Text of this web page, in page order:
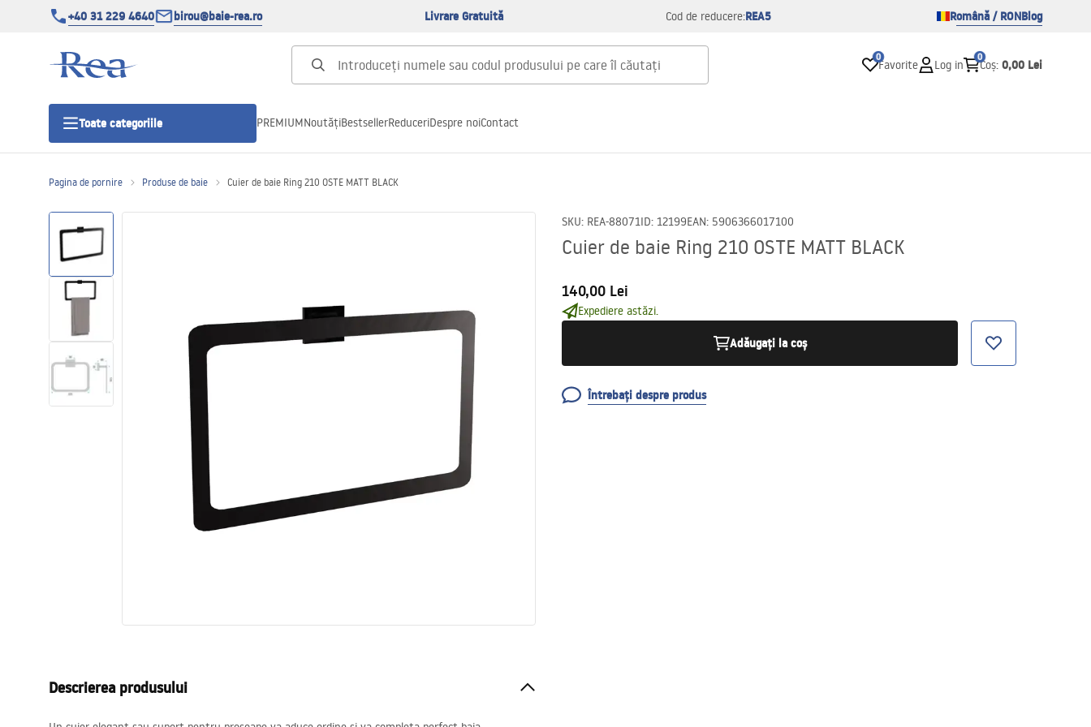
+40 31 229 4640 birou@baie-rea.ro Livrare Gratuită Cod de reducere:REA5 Română / RONBlog
0
Favorite Log in
0
Coș: 0,00 Lei
Toate categoriile
Usi pentru cabine de dus
Cadite de dus
Rigole Liniare
Vase WC si Bideuri
PREMIUMNoutățiBestsellerReduceriDespre noiContact
Pagina de pornire Produse de baie Cuier de baie Ring 210 OSTE MATT BLACK
SKU: REA-88071ID: 12199EAN: 5906366017100
Cuier de baie Ring 210 OSTE MATT BLACK
140,00 Lei
Expediere astăzi.
Adăugați la coș
Întrebați despre produs
Descrierea produsului